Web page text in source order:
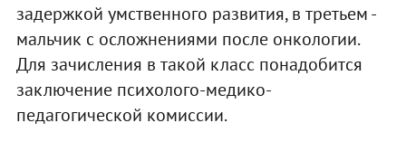
задержкой умственного развития, в третьем -
мальчик с осложнениями после онкологии.
Для зачисления в такой класс понадобится
заключение психолого-медико-
педагогической комиссии.